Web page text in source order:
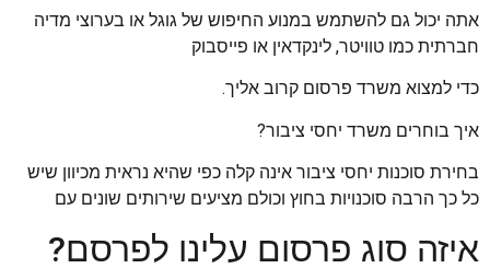
אתה יכול גם להשתמש במנוע החיפוש של גוגל או בערוצי מדיה
חברתית כמו טוויטר, לינקדאין או פייסבוק
כדי למצוא משרד פרסום קרוב אליך.
איך בוחרים משרד יחסי ציבור?
בחירת סוכנות יחסי ציבור אינה קלה כפי שהיא נראית מכיוון שיש
כל כך הרבה סוכנויות בחוץ וכולם מציעים שירותים שונים עם
איזה סוג פרסום עלינו לפרסם?